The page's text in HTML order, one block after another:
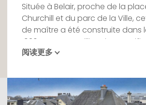
Située à Belair, proche de la
Churchill et du parc de la Ville,
de maître a été construite dans
1930 pour accueillir trois
appartements destinés aux
appartenu à cette même famille
préserver le charme d'antan.
阅读更多